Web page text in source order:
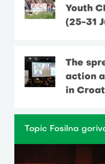
Youth
(25-31
The
action
in
Topic Fosilna